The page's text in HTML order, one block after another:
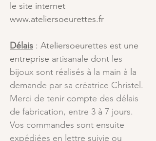
le site internet
www.ateliersoeurettes.fr
Délais : Ateliersoeurettes est une
entreprise artisanale dont les
bijoux sont réalisés à la main à la
demande par sa créatrice Christel.
Merci de tenir compte des délais
de fabrication, entre 3 à 7 jours.
Vos commandes sont ensuite
expédiées en lettre suivie ou